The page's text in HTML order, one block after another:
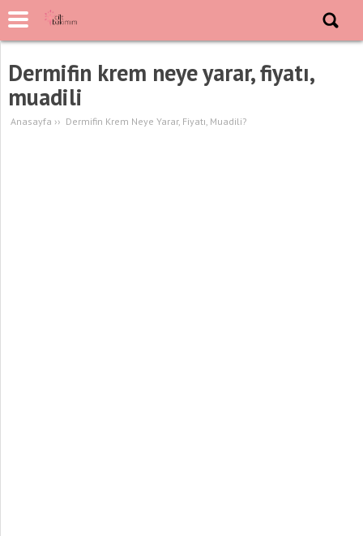
Dermifin krem neye yarar, fiyatı,
muadili
Anasayfa ›› Dermifin Krem Neye Yarar, Fiyatı, Muadili?